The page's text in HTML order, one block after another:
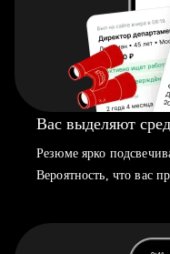
Вас выделяют
Резюме ярко
Вероятность, что вас